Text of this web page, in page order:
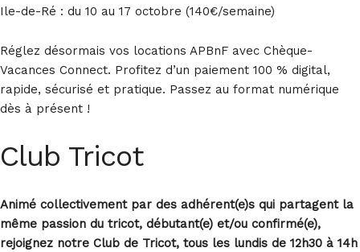
Ile-de-Ré : du 10 au 17 octobre (140€/semaine)
Réglez désormais vos locations APBnF avec Chèque-
Vacances Connect. Profitez d’un paiement 100 % digital,
rapide, sécurisé et pratique. Passez au format numérique
dès à présent !
Club Tricot
Animé collectivement par des adhérent(e)s qui partagent la
même passion du tricot, débutant(e) et/ou confirmé(e),
rejoignez notre Club de Tricot, tous les lundis de 12h30 à 14h